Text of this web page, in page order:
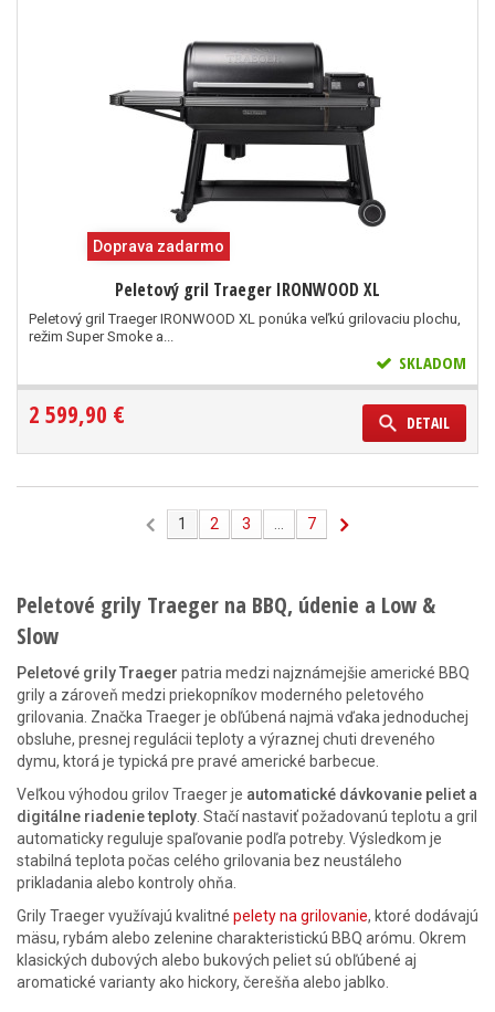
Doprava zadarmo
Peletový gril Traeger IRONWOOD XL
Peletový gril Traeger IRONWOOD XL ponúka veľkú grilovaciu plochu,
režim Super Smoke a...
SKLADOM
2 599,90 € DETAIL
1 2 3 7
Peletové grily Traeger na BBQ, údenie a Low &
Slow
Peletové grily Traeger patria medzi najznámejšie americké BBQ
grily a zároveň medzi priekopníkov moderného peletového
grilovania. Značka Traeger je obľúbená najmä vďaka jednoduchej
obsluhe, presnej regulácii teploty a výraznej chuti dreveného
dymu, ktorá je typická pre pravé americké barbecue.
Veľkou výhodou grilov Traeger je automatické dávkovanie peliet a
digitálne riadenie teploty . Stačí nastaviť požadovanú teplotu a gril
automaticky reguluje spaľovanie podľa potreby. Výsledkom je
stabilná teplota počas celého grilovania bez neustáleho
prikladania alebo kontroly ohňa.
Grily Traeger využívajú kvalitné pelety na grilovanie, ktoré dodávajú
mäsu, rybám alebo zelenine charakteristickú BBQ arómu. Okrem
klasických dubových alebo bukových peliet sú obľúbené aj
aromatické varianty ako hickory, čerešňa alebo jablko.